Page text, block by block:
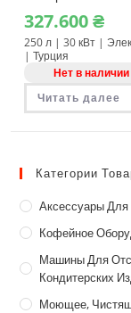
EMP.KTE.250
327.600₴
250 л | 30 кВт |
| Турция
Нет в наличии
Читать далее
Категории
Аксессуары Для
Кофейное
Машины Для
Кондитерских
Моющее,